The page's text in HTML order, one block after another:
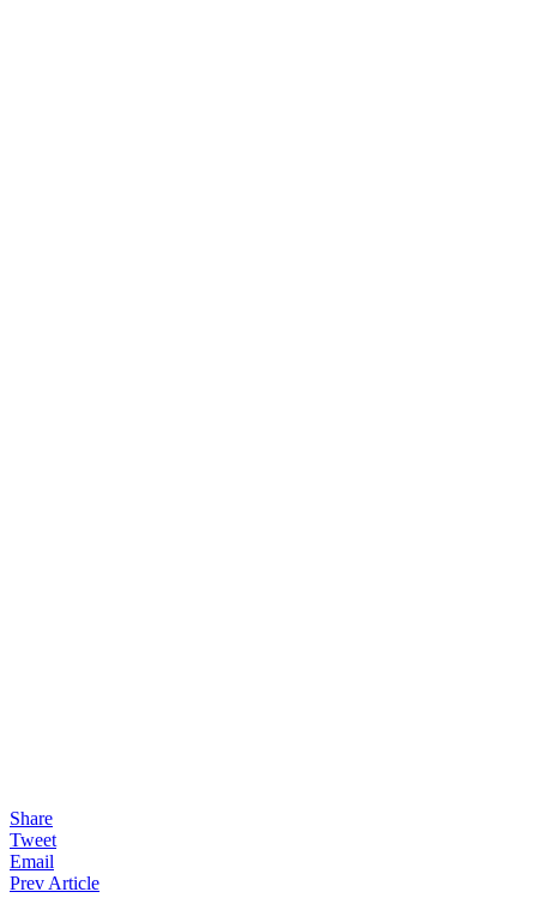
Share
Tweet
Email
Prev Article